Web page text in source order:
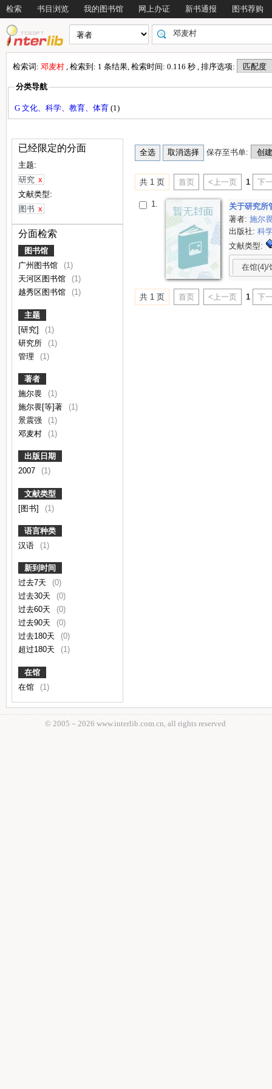
检索 书目浏览 我的图书馆 网上办证 新书通报 图书荐购
检索词: 邓麦村 , 检索到: 1 条结果, 检索时间: 0.116 秒 , 排序选项:
分类导航
G 文化、科学、教育、体育 (1)
已经限定的分面
主题:
研究 x
文献类型:
图书 x
分面检索
图书馆
广州图书馆
(1)
天河区图书馆
(1)
越秀区图书馆
(1)
主题
[研究]
(1)
研究所
(1)
管理
(1)
著者
施尔畏
(1)
施尔畏[等]著
(1)
景震强
(1)
邓麦村
(1)
出版日期
2007
(1)
文献类型
[图书]
(1)
语言种类
汉语
(1)
新到时间
过去7天
(0)
过去30天
(0)
过去60天
(0)
过去90天
(0)
过去180天
(0)
超过180天
(1)
在馆
在馆
(1)
保存至书单:
共 1 页 首页 <上一页 1 下
1.
关于研究所
著者:施尔
出版社:科
文献类型:
在馆(4)/
共 1 页 首页 <上一页 1 下
© 2005－ 2026 www.interlib.com.cn, all rights reserved